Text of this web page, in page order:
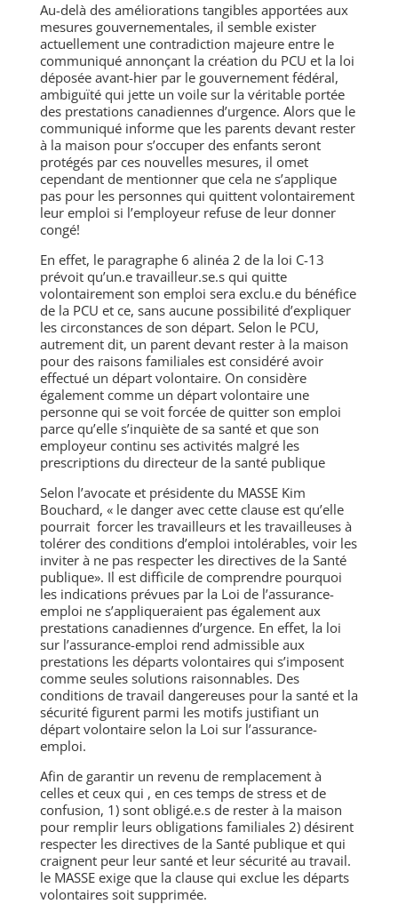
Au-delà des améliorations tangibles apportées aux
mesures gouvernementales, il semble exister
actuellement une contradiction majeure entre le
communiqué annonçant la création du PCU et la loi
déposée avant-hier par le gouvernement fédéral,
ambiguïté qui jette un voile sur la véritable portée
des prestations canadiennes d’urgence. Alors que le
communiqué informe que les parents devant rester
à la maison pour s’occuper des enfants seront
protégés par ces nouvelles mesures, il omet
cependant de mentionner que cela ne s’applique
pas pour les personnes qui quittent volontairement
leur emploi si l’employeur refuse de leur donner
congé!
En effet, le paragraphe 6 alinéa 2 de la loi C-13
prévoit qu’un.e travailleur.se.s qui quitte
volontairement son emploi sera exclu.e du bénéfice
de la PCU et ce, sans aucune possibilité d’expliquer
les circonstances de son départ. Selon le PCU,
autrement dit, un parent devant rester à la maison
pour des raisons familiales est considéré avoir
effectué un départ volontaire. On considère
également comme un départ volontaire une
personne qui se voit forcée de quitter son emploi
parce qu’elle s’inquiète de sa santé et que son
employeur continu ses activités malgré les
prescriptions du directeur de la santé publique
Selon l’avocate et présidente du MASSE Kim
Bouchard, « le danger avec cette clause est qu’elle
pourrait forcer les travailleurs et les travailleuses à
tolérer des conditions d’emploi intolérables, voir les
inviter à ne pas respecter les directives de la Santé
publique». Il est difficile de comprendre pourquoi
les indications prévues par la Loi de l’assurance-
emploi ne s’appliqueraient pas également aux
prestations canadiennes d’urgence. En effet, la loi
sur l’assurance-emploi rend admissible aux
prestations les départs volontaires qui s’imposent
comme seules solutions raisonnables. Des
conditions de travail dangereuses pour la santé et la
sécurité figurent parmi les motifs justifiant un
départ volontaire selon la Loi sur l’assurance-
emploi.
Afin de garantir un revenu de remplacement à
celles et ceux qui , en ces temps de stress et de
confusion, 1) sont obligé.e.s de rester à la maison
pour remplir leurs obligations familiales 2) désirent
respecter les directives de la Santé publique et qui
craignent peur leur santé et leur sécurité au travail.
le MASSE exige que la clause qui exclue les départs
volontaires soit supprimée.